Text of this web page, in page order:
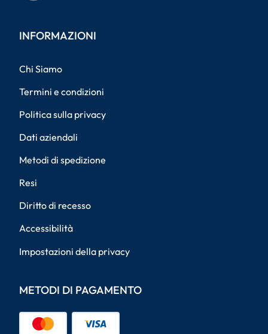
INFORMAZIONI
Chi Siamo
Termini e condizioni
Politica sulla privacy
Dati aziendali
Metodi di spedizione
Resi
Diritto di recesso
Accessibilità
Impostazioni della privacy
METODI DI PAGAMENTO